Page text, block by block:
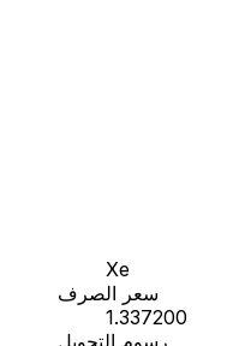
Xe
سعر الصرف
1.337200